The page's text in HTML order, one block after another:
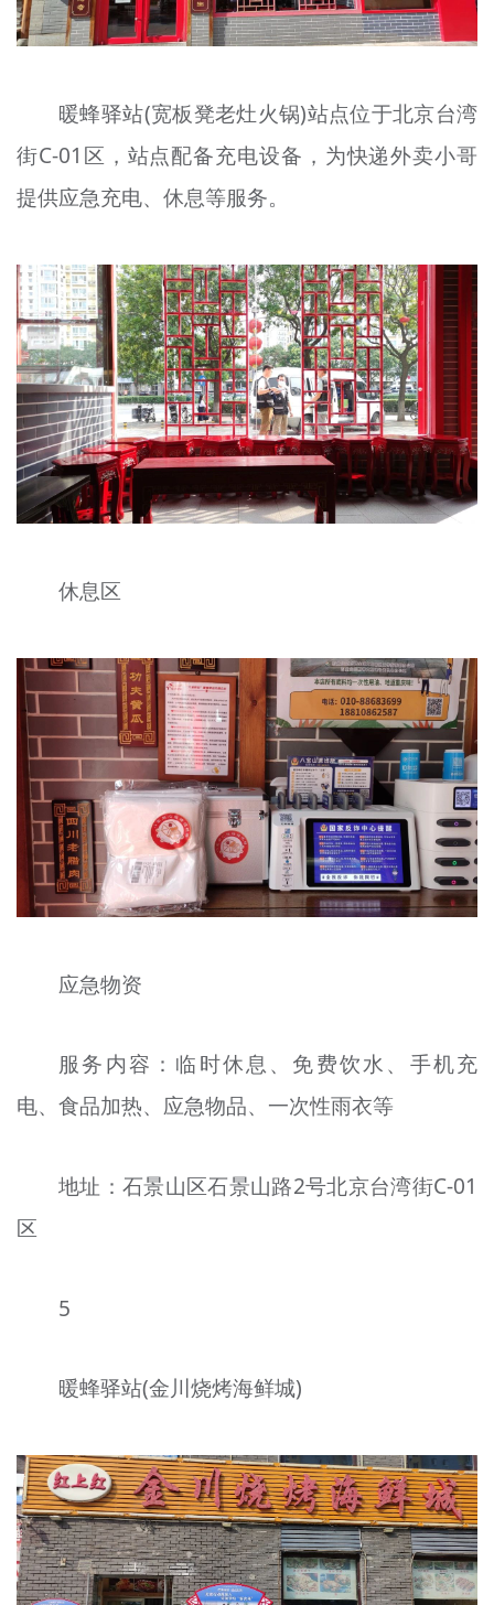
暖蜂驿站(宽板凳老灶火锅)站点位于北京台湾
街C-01区，站点配备充电设备，为快递外卖小哥
提供应急充电、休息等服务。
休息区
应急物资
服务内容：临时休息、免费饮水、手机充
电、食品加热、应急物品、一次性雨衣等
地址：石景山区石景山路2号北京台湾街C-01
区
5
暖蜂驿站(金川烧烤海鲜城)